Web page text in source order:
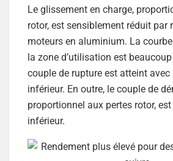
Le glissement en charge,
rotor, est sensiblement réduit par
moteurs en aluminium. La
la zone d’utilisation est
couple de rupture est atteint
inférieur. En outre, le couple de
proportionnel aux pertes rotor,
inférieur.